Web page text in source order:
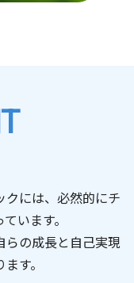
クには、必然的にチ
います。
らの成長と自己実現
す。